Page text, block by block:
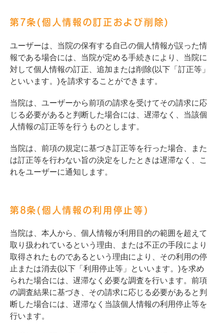
第7条(個人情報の訂正および削除)
ユーザーは、当院の保有する自己の個人情報が誤った情
報である場合には、当院が定める手続きにより、当院に
対して個人情報の訂正、追加または削除(以下「訂正等」
といいます。)を請求することができます。
当院は、ユーザーから前項の請求を受けてその請求に応
じる必要があると判断した場合には、遅滞なく、当該個
人情報の訂正等を行うものとします。
当院は、前項の規定に基づき訂正等を行った場合、また
は訂正等を行わない旨の決定をしたときは遅滞なく、こ
れをユーザーに通知します。
第8条(個人情報の利用停止等)
当院は、本人から、個人情報が利用目的の範囲を超えて
取り扱われているという理由、または不正の手段により
取得されたものであるという理由により、その利用の停
止または消去(以下「利用停止等」といいます。)を求め
られた場合には、遅滞なく必要な調査を行います。前項
の調査結果に基づき、その請求に応じる必要があると判
断した場合には、遅滞なく当該個人情報の利用停止等を
行います。